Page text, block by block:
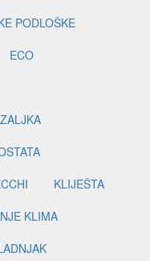
PODLOŠKE
ECO
KLIJEŠTA
KLIMA